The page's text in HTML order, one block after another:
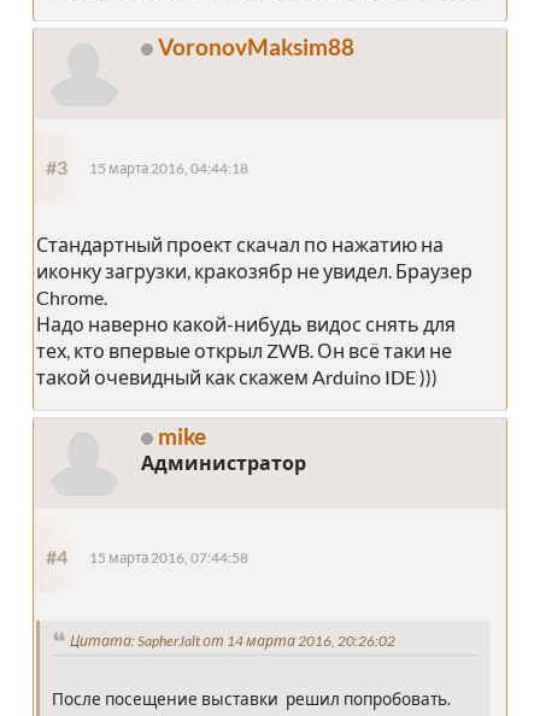
VoronovMaksim88
#3 15 марта 2016, 04:44:18
Стандартный проект скачал по нажатию на
иконку загрузки, кракозябр не увидел. Браузер
Chrome.
Надо наверно какой-нибудь видос снять для
тех, кто впервые открыл ZWB. Он всё таки не
такой очевидный как скажем Arduino IDE )))
mike
Администратор
#4 15 марта 2016, 07:44:58
Цитата: SapherJalt от 14 марта 2016, 20:26:02
После посещение выставки решил попробовать.